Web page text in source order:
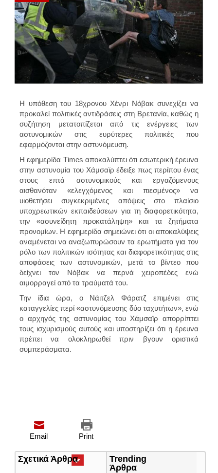
Η υπόθεση του 18χρονου Χένρι Νόβακ συνεχίζει να
προκαλεί πολιτικές αντιδράσεις στη Βρετανία, καθώς η
συζήτηση μετατοπίζεται από τις ενέργειες των
αστυνομικών στις ευρύτερες πολιτικές που
εφαρμόζονται στην αστυνόμευση.
Η εφημερίδα Τimes αποκαλύπτει ότι εσωτερική έρευνα
στην αστυνομία του Χάμσαϊρ έδειξε πως περίπου ένας
στους επτά αστυνομικούς και εργαζόμενους
αισθανόταν «ελεγχόμενος και πιεσμένος» να
υιοθετήσει συγκεκριμένες απόψεις στο πλαίσιο
υποχρεωτικών εκπαιδεύσεων για τη διαφορετικότητα,
την «ασυνείδητη προκατάληψη» και τα ζητήματα
προνομίων. Η εφημερίδα σημειώνει ότι οι αποκαλύψεις
αναμένεται να αναζωπυρώσουν τα ερωτήματα για τον
ρόλο των πολιτικών ισότητας και διαφορετικότητας στις
αποφάσεις των αστυνομικών, μετά το βίντεο που
δείχνει τον Νόβακ να περνά χειροπέδες ενώ
αιμορραγεί από τα τραύματά του.
Την ίδια ώρα, ο Νάιτζελ Φάρατζ επιμένει στις
καταγγελίες περί «αστυνόμευσης δύο ταχυτήτων», ενώ
ο αρχηγός της αστυνομίας του Χάμσαϊρ απορρίπτει
τους ισχυρισμούς αυτούς και υποστηρίζει ότι η έρευνα
πρέπει να ολοκληρωθεί πριν βγουν οριστικά
συμπεράσματα.
Print
Email
Σχετικά Άρθρα(ενεργή
καρτέλα)
Trending
Άρθρα